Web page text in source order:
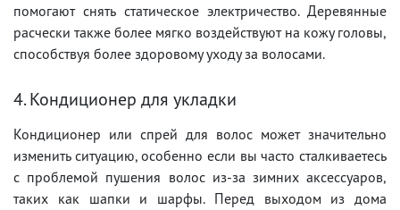
помогают снять статическое электричество. Деревянные
расчески также более мягко воздействуют на кожу головы,
способствуя более здоровому уходу за волосами.
4. Кондиционер для укладки
Кондиционер или спрей для волос может значительно
изменить ситуацию, особенно если вы часто сталкиваетесь
с проблемой пушения волос из-за зимних аксессуаров,
таких как шапки и шарфы. Перед выходом из дома